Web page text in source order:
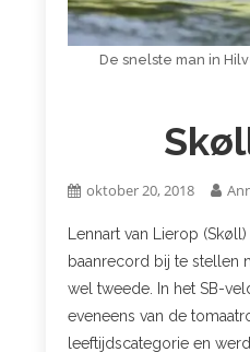
De snelste man in
oktober 20, 2018
Lennart van Lierop
baanrecord bij te stellen
wel tweede. In het SB-
eveneens van de
leeftijdscategorie en